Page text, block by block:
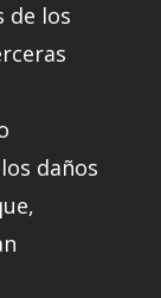
de los
daños